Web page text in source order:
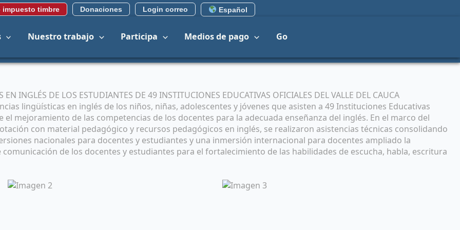
impuesto timbre Donaciones Login correo Español
Nuestro trabajo Participa Medios de pago Go
INGLÉS DE LOS ESTUDIANTES DE 49 INSTITUCIONES EDUCATIVAS OFICIALES DEL VALLE DEL CAUCA
lingüísticas en inglés de los niños, niñas, adolescentes y jóvenes que asisten a 49 Instituciones Educativas
mejoramiento de las competencias de los docentes para la adecuada enseñanza del inglés. En el marco del
con material pedagógico y recursos pedagógicos en inglés, se realizaron asistencias técnicas consolidando
nacionales para docentes y estudiantes y una inmersión internacional para docentes ampliado la
de los docentes y estudiantes para el fortalecimiento de las habilidades de escucha, habla, escritura